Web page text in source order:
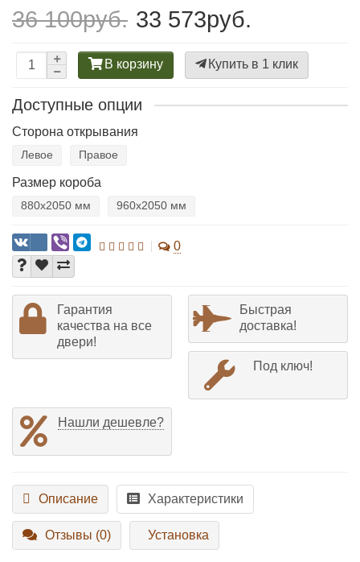
36 100руб. 33 573руб.
В корзину Купить в 1 клик
Доступные опции
Сторона открывания
Левое Правое
Размер короба
880х2050 мм 960х2050 мм
0
Гарантия
качества на все
двери!
Быстрая
доставка!
Под ключ!
Нашли дешевле?
Описание Характеристики
Отзывы (0) Установка